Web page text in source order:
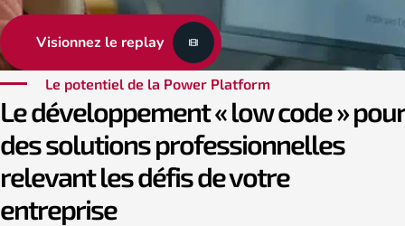
Visionnez le replay
Le potentiel de la Power Platform
Le développement « low code » pour
des solutions professionnelles
relevant les défis de votre
entreprise